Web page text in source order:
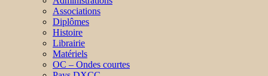
Associations
Diplômes
Histoire
Librairie
Matériels
OC – Ondes courtes